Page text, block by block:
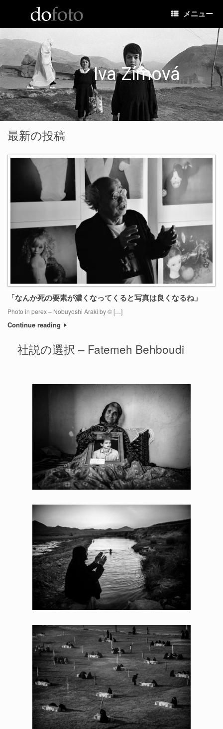
ツ
へ
キ
ッ
プ
メニュー
Iva Zímová
最新の投稿
「なんか死の要素が濃くなってくると写真は良くなるね」
Photo in perex – Nobuyoshi Araki by © […]
Continue reading
社説の選択 – Fatemeh Behboudi